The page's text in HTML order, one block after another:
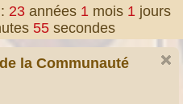
ch
er
23 années1 mois1 jours
55 secondes
la Communauté